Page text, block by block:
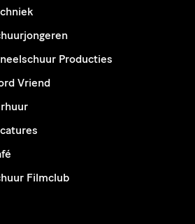
Producties
Vriend
Filmclub